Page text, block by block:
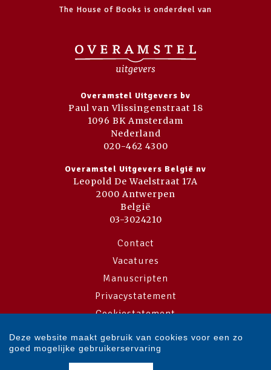
The House of Books is onderdeel van
Overamstel Uitgevers bv
Paul van Vlissingenstraat 18
1096 BK Amsterdam
Nederland
020-462 4300
Overamstel Uitgevers België nv
Leopold De Waelstraat 17A
2000 Antwerpen
België
03-3024210
Contact
Vacatures
Manuscripten
Privacystatement
Cookiestatement
Cookie-instellingen
Deze website maakt gebruik van cookies voor een zo
goed mogelijke gebruikerservaring